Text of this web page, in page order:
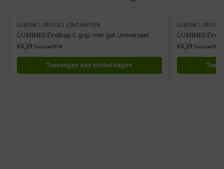
LUMINES PROFIEL EINDKAPPEN
LUMINES Eindkap C grijs met gat Universeel
€0,39 Exclusief BTW
Toevoegen aan winkelwagen
LUMINES
LUMINES
€0,39 Exclusief BTW